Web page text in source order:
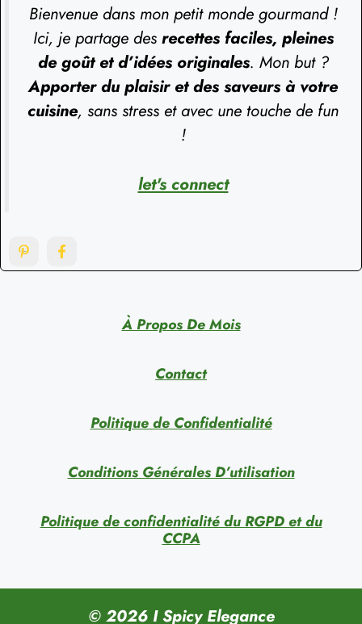
Bienvenue dans mon petit monde gourmand !
Ici, je partage des recettes faciles, pleines
de goût et d’idées originales. Mon but ?
Apporter du plaisir et des saveurs à votre
cuisine, sans stress et avec une touche de fun
!
let's connect
À Propos De Mois
Contact
Politique de Confidentialité
Conditions Générales D’utilisation
Politique de confidentialité du RGPD et du
CCPA
© 2026 I Spicy Elegance